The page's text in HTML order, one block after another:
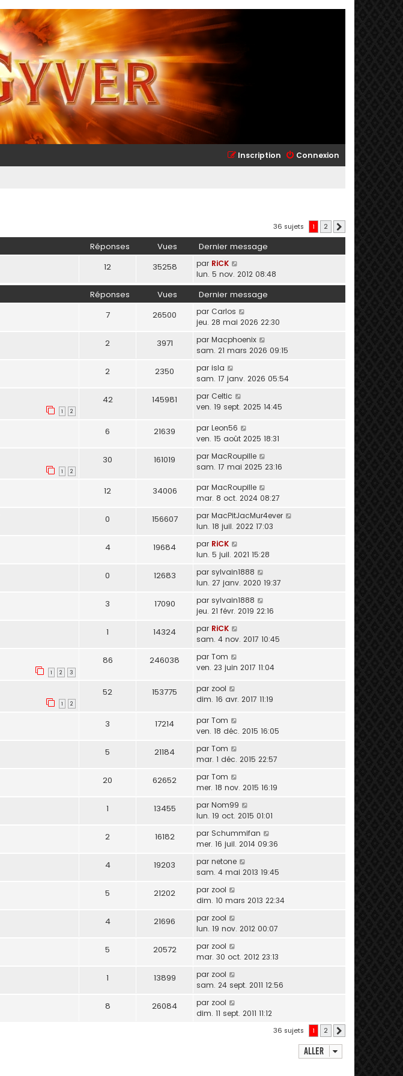
Connexion
Inscription
36 sujets 1 2
Réponses Vues Dernier message
12 35258 par RiCK
lun. 5 nov. 2012 08:48
Réponses Vues Dernier message
7 26500 par Carlos
jeu. 28 mai 2026 22:30
2 3971 par Macphoenix
sam. 21 mars 2026 09:15
2 2350 par isla
sam. 17 janv. 2026 05:54
1 2
42 145981 par Celtic
ven. 19 sept. 2025 14:45
6 21639 par Leon56
ven. 15 août 2025 18:31
1 2
30 161019 par MacRoupille
sam. 17 mai 2025 23:16
12 34006 par MacRoupille
mar. 8 oct. 2024 08:27
0 156607 par MacPitJacMur4ever
lun. 18 juil. 2022 17:03
4 19684 par RiCK
lun. 5 juil. 2021 15:28
0 12683 par sylvain1888
lun. 27 janv. 2020 19:37
3 17090 par sylvain1888
jeu. 21 févr. 2019 22:16
1 14324 par RiCK
sam. 4 nov. 2017 10:45
1 2 3
86 246038 par Tom
ven. 23 juin 2017 11:04
1 2
52 153775 par zool
dim. 16 avr. 2017 11:19
3 17214 par Tom
ven. 18 déc. 2015 16:05
5 21184 par Tom
mar. 1 déc. 2015 22:57
20 62652 par Tom
mer. 18 nov. 2015 16:19
1 13455 par Nom99
lun. 19 oct. 2015 01:01
2 16182 par Schummifan
mer. 16 juil. 2014 09:36
4 19203 par netone
sam. 4 mai 2013 19:45
5 21202 par zool
dim. 10 mars 2013 22:34
4 21696 par zool
lun. 19 nov. 2012 00:07
5 20572 par zool
mar. 30 oct. 2012 23:13
1 13899 par zool
sam. 24 sept. 2011 12:56
8 26084 par zool
dim. 11 sept. 2011 11:12
36 sujets 1 2
Aller